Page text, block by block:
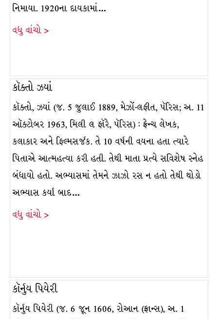
નિમાયા. 1920ના દાયકામાં…
વધુ વાંચો >
કૉક્તો ઝ્યાં
કૉક્તો, ઝ્યાં (જ. 5 જુલાઈ 1889, મેઝોં-લફીત, પૅરિસ; અ. 11
ઑક્ટોબર 1963, મિલી લ ફૉરે, પૅરિસ) : ફ્રેન્ચ લેખક,
કલાકાર અને ફિલ્મસર્જક. તે 10 વર્ષની વયના હતા ત્યારે
પિતાએ આત્મહત્યા કરી હતી. તેથી માતા પ્રત્યે સવિશેષ સ્નેહ
બંધાયો હતો. અભ્યાસમાં તેમને ઝાઝો રસ ન હતો તેથી થોડો
અભ્યાસ કર્યા બાદ…
વધુ વાંચો >
કૉર્નુય પિયેરી
કૉર્નુય પિયેરી (જ. 6 જૂન 1606, રોઆન (ફ્રાન્સ), અ. 1